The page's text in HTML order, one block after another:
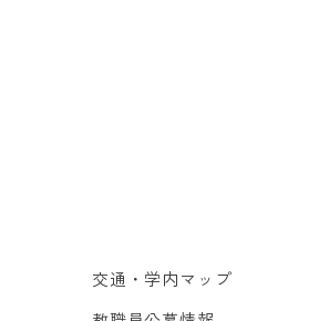
交通・学内マップ